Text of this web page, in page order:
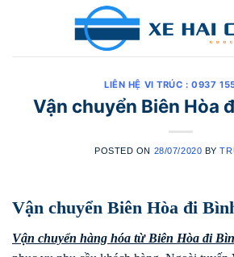
LIÊN HỆ VI TRÚC : 0937
Vận chuyển Biên Hòa
POSTED ON 28/07/2020 BY
Vận chuyển Biên Hòa đi
Vận chuyển hàng hóa từ Biên Hòa đi